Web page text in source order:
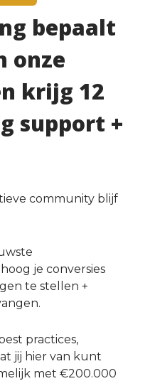
bepaalt
onze
krijg 12
support +
community blijf
je conversies
te stellen +
practices,
jij hier van kunt
met €200.000